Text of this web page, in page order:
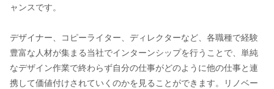
ャンスです。
デザイナー、コピーライター、ディレクターなど、各職種で経験
豊富な人材が集まる当社でインターンシップを行うことで、単純
なデザイン作業で終わらず自分の仕事がどのように他の仕事と連
携して価値付けされていくのかを見ることができます。リノベー